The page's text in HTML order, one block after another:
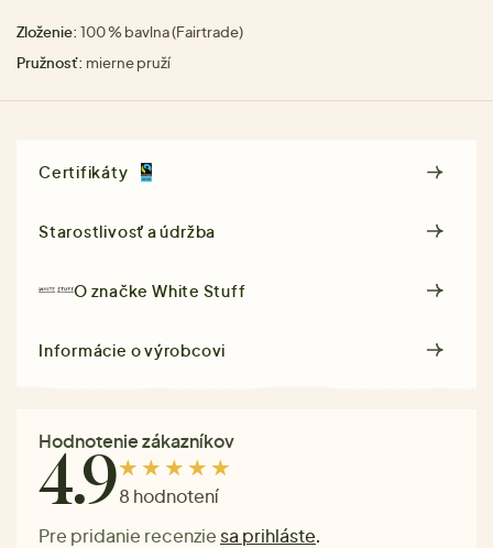
Zloženie: 100 % bavlna (Fairtrade)
Pružnosť: mierne pruží
Certifikáty
Starostlivosť a údržba
O značkeWhite Stuff
Informácie o výrobcovi
Hodnotenie zákazníkov
4.98 hodnotení
Pre pridanie recenzie sa prihláste.